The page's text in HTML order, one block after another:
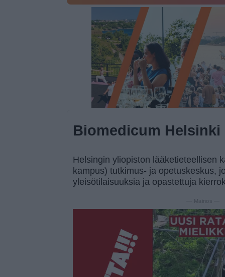
Biomedicum Helsinki
Helsingin yliopiston lääketieteellisen
kampus) tutkimus- ja opetuskeskus,
yleisötilaisuuksia ja opastettuja
— Mainos —